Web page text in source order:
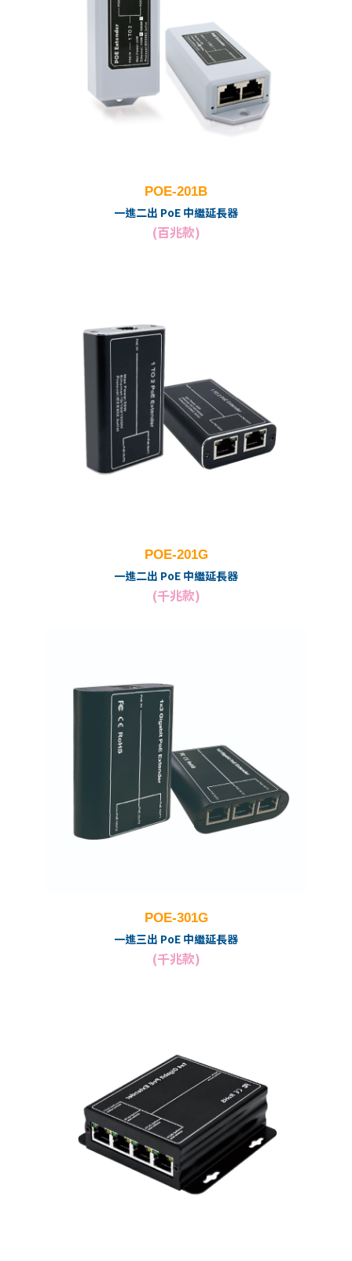
POE-201B
一進二出 PoE 中繼延長器
(百兆款)
POE-201G
一進二出 PoE 中繼延長器
(千兆款)
POE-301G
一進三出 PoE 中繼延長器
(千兆款)